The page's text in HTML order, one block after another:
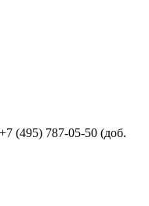
+7 (495) 787-05-50 (доб.